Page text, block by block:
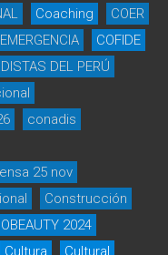
Coaching
COER
COFIDE
DEL PERÚ
conadis
25 nov
Construcción
2024
Cultura Cultural